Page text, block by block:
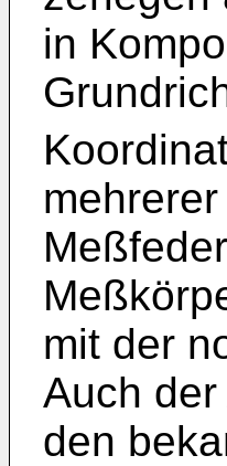
in
mit der
Auch
den